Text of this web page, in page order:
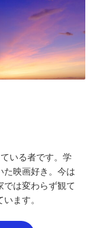
いる者です。学
た映画好き。今は
では変わらず観て
ます。